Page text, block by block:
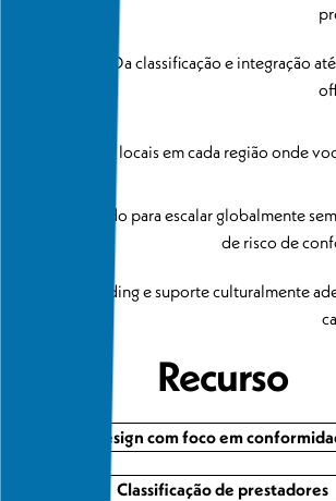
Da classificação e integração
Especialistas locais em cada região onde
Desenvolvido para escalar globalmente
de risco de
Onboarding e suporte culturalmente
Recurso
Design com foco em
Classificação de prestadores